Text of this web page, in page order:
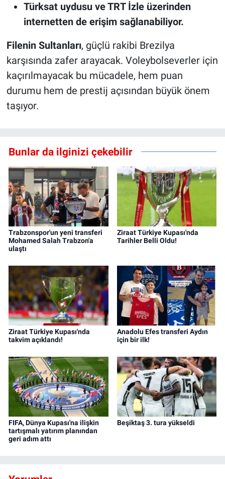
Türksat uydusu ve TRT İzle üzerinden
internetten de erişim sağlanabiliyor.
Filenin Sultanları, güçlü rakibi Brezilya
karşısında zafer arayacak. Voleybolseverler için
kaçırılmayacak bu mücadele, hem puan
durumu hem de prestij açısından büyük önem
taşıyor.
Bunlar da ilginizi çekebilir
Trabzonspor'un yeni transferi
Mohamed Salah Trabzon'a
ulaştı
Ziraat Türkiye Kupası'nda
Tarihler Belli Oldu!
Ziraat Türkiye Kupası'nda
takvim açıklandı!
Anadolu Efes transferi Aydın
için bir ilk!
FIFA, Dünya Kupası'na ilişkin
tartışmalı yatırım planından
geri adım attı
Beşiktaş 3. tura yükseldi